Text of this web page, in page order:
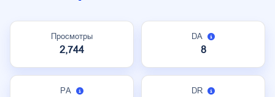
Просмотры
2,744
DA
8
PA DR